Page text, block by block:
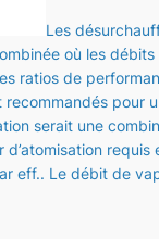
Les
où les
ratios de
pour
serait une
eff.. Le débit de